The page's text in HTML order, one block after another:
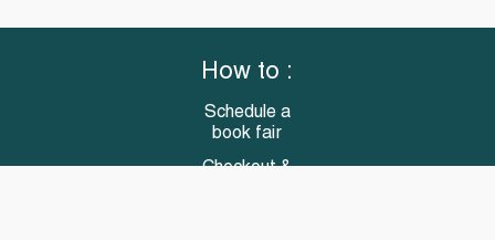
How to :
Schedule a
book fair
Checkout &